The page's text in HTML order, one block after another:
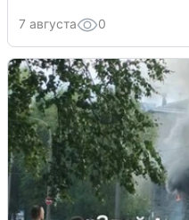
7 августа 0